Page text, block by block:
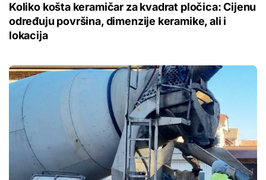
Koliko košta keramičar za kvadrat pločica: Cijenu
određuju površina, dimenzije keramike, ali i
lokacija